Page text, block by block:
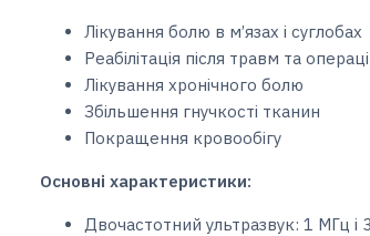
Лікування болю в м’язах і суглобах
Реабілітація після травм та
Лікування хронічного болю
Збільшення гнучкості тканин
Покращення кровообігу
Основні характеристики:
Двочастотний ультразвук: 1 МГц і